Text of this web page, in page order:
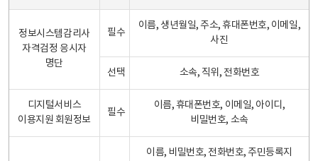
정보시스템감리사
자격검정 응시자
명단
필수
이름, 생년월일, 주소, 휴대폰번호, 이메일,
사진
선택 소속, 직위, 전화번호
디지털서비스
이용지원 회원정보
필수
이름, 휴대폰번호, 이메일, 아이디,
비밀번호, 소속
이름, 비밀번호, 전화번호, 주민등록지